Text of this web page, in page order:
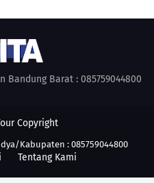
Bandung Barat : 085759044800
Copyright
Kabupaten : 085759044800
Tentang Kami